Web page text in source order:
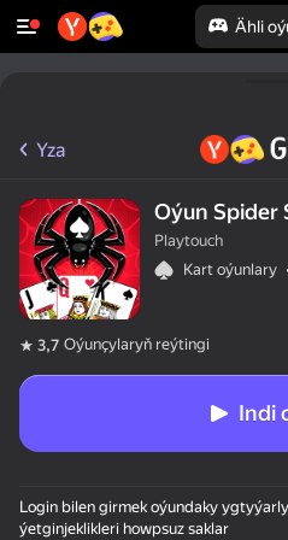
Ähli
Yza
Oýun Spider
Playtouch
Kart oýunlary
3,7 Oýunçylaryň reýtingi
Indi
Login bilen girmek oýundaky
ýetginjeklikleri howpsuz saklar